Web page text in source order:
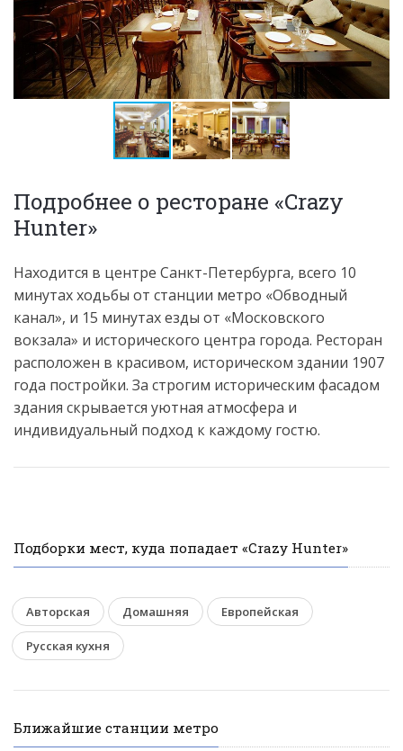
Подробнее о ресторане «Crazy
Hunter»
Находится в центре Санкт-Петербурга, всего 10
минутах ходьбы от станции метро «Обводный
канал», и 15 минутах езды от «Московского
вокзала» и исторического центра города. Ресторан
расположен в красивом, историческом здании 1907
года постройки. За строгим историческим фасадом
здания скрывается уютная атмосфера и
индивидуальный подход к каждому гостю.
Подборки мест, куда попадает «Crazy Hunter»
Авторская Домашняя Европейская
Русская кухня
Ближайшие станции метро